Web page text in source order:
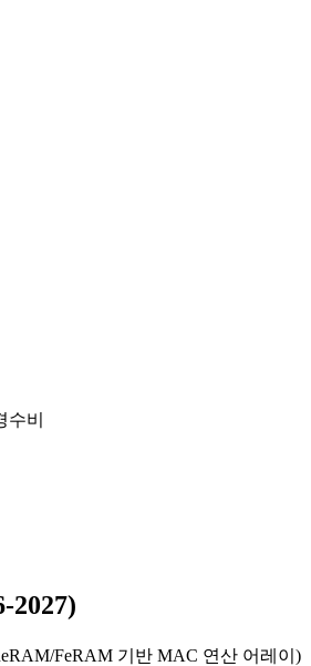
수비
2027)
FeRAM 기반 MAC 연산 어레이)